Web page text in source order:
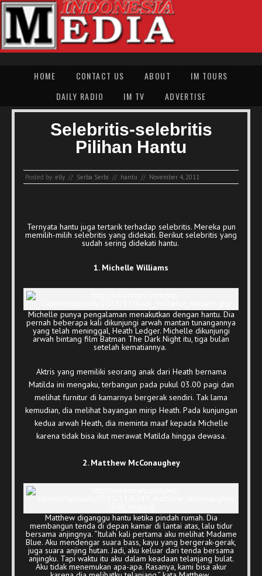
HOME CONTACT US ABOUT
IM TOURS
DAILY RADIO
IM TV ADVERTISE
Selebritis-selebritis
Pilihan Hantu
Posted by: elly // Serba Serbi // hantu // November 4, 2011
Ternyata hantu juga tertarik terhadap selebritis. Mereka pun
memilih-milih selebritis yang didekati. Berikut selebritis yang
sudah sering didekati hantu.
1. Michelle Williams
Michelle punya pengalaman menakutkan dengan hantu. Dia
pernah beberapa kali dikunjungi arwah mantan tunangannya
yang telah meninggal, Heath Ledger. Michelle dikunjungi
arwah bintang film Batman The Dark Night itu, tiga bulan
setelah kematiannya.
Aktris yang memiliki seorang anak dari Heath bernama
Matilda ini mengaku, terbangun pada pukul 03.00 pagi dan
melihat furnitur di kamarnya bergerak sendiri. Tak lama
kemudian, dia melihat bayangan mirip Heath. Pada kunjungan
kedua arwah Heath, dia meminta maaf kepada Michelle
karena tidak bisa ikut merawat Matilda hingga dewasa.
2. Matthew McConaughey
Matthew diganggu hantu ketika pindah rumah. Dia
membangun tenda di depan kamar di lantai atas, lalu tidur
bersama anjingnya. “Itulah kali pertama aku melihat Madame
Blue. Aku mendengar suara bass, kayu yang bergerak-gerak,
juga suara anjing hutan. Jadi, aku keluar dari tenda bersama
anjingku. Tapi waktu itu aku dalam keadaan telanjang bulat.
Aku tidak menemukan apa-apa. Rasanya, kami bisa akur